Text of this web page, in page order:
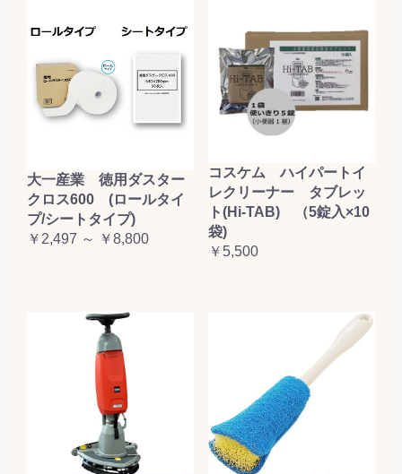
大一産業 徳用ダスター
クロス600 (ロールタイ
プ/シートタイプ)
￥2,497 ～ ￥8,800
コスケム ハイパートイ
レクリーナー タブレッ
ト(Hi-TAB) （5錠入×10
袋)
￥5,500